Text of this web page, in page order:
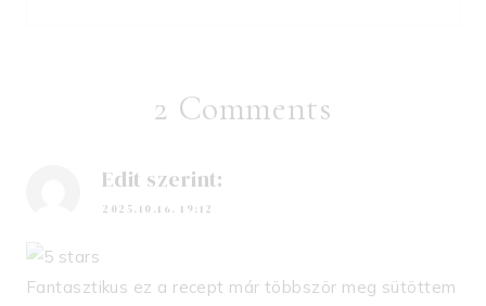
2 Comments
Edit szerint:
2025.10.16. 19:12
Fantasztikus ez a recept már többször meg sütöttem